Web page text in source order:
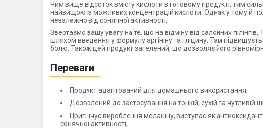
Чим вище відсоток вмісту кислоти в готовому продукті, тим
найвищою із можливих концентрацій кислоти. Однак у тому й
незалежно від сонячної активності.
Звертаємо вашу увагу на те, що на відміну від салонних
шляхом введення у формулу аргініну та гліцину. Там
болю. Також цей продукт загелений, що дозволяє його
Переваги
Продукт адаптований для домашнього використання;
Дозволений до застосування на тонкій, сухій та чутливій
Пригнічує вироблення меланіну, виступає як
сонячної активності;